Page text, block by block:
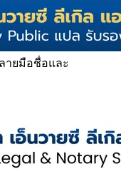
ายมือชื่อและ